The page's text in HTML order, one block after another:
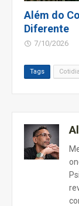
Além do
Diferente
7/10/2026
Tags